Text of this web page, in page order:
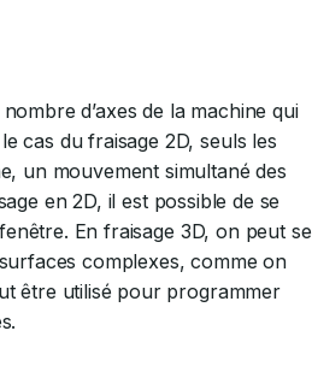
d’axes de la machine qui
cas du fraisage 2D, seuls les
un mouvement simultané des
en 2D, il est possible de se
En fraisage 3D, on peut se
complexes, comme on
être utilisé pour programmer